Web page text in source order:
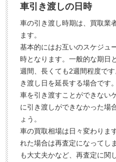
車引き渡しの日時
車の引き渡し時期は、買取業
ます。
基本的にはお互いのスケジュ
時となります。一般的な期日
週間、長くても2週間程度で
き渡し日を延長する場合です
車を引き渡すことができない
に引き渡しができなかった場
ょう。
車の買取相場は日々変わりま
れた場合は再査定になってし
も大丈夫かなど、再査定に関